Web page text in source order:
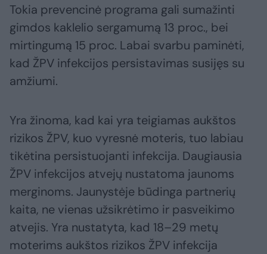
Tokia prevencinė programa gali sumažinti
gimdos kaklelio sergamumą 13 proc., bei
mirtingumą 15 proc. Labai svarbu paminėti,
kad ŽPV infekcijos persistavimas susijęs su
amžiumi.
Yra žinoma, kad kai yra teigiamas aukštos
rizikos ŽPV, kuo vyresnė moteris, tuo labiau
tikėtina persistuojanti infekcija. Daugiausia
ŽPV infekcijos atvejų nustatoma jaunoms
merginoms. Jaunystėje būdinga partnerių
kaita, ne vienas užsikrėtimo ir pasveikimo
atvejis. Yra nustatyta, kad 18–29 metų
moterims aukštos rizikos ŽPV infekcija